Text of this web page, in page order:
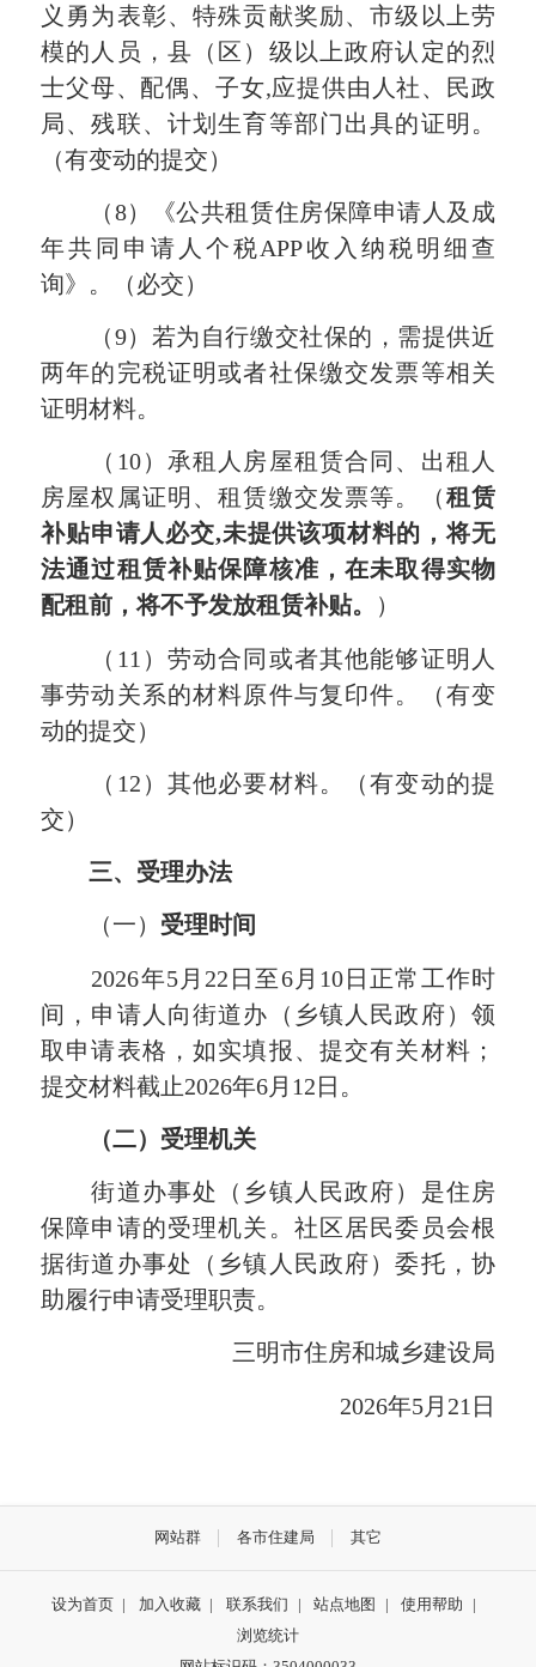
义勇为表彰、特殊贡献奖励、市级以上劳
模的人员，县（区）级以上政府认定的烈
士父母、配偶、子女,应提供由人社、民政
局、残联、计划生育等部门出具的证明。
（有变动的提交）
（8）《公共租赁住房保障申请人及成
年共同申请人个税APP收入纳税明细查
询》。（必交）
（9）若为自行缴交社保的，需提供近
两年的完税证明或者社保缴交发票等相关
证明材料。
（10）承租人房屋租赁合同、出租人
房屋权属证明、租赁缴交发票等。（租赁
补贴申请人必交,未提供该项材料的，将无
法通过租赁补贴保障核准，在未取得实物
配租前，将不予发放租赁补贴。
）
（11）劳动合同或者其他能够证明人
事劳动关系的材料原件与复印件。（有变
动的提交）
（12）其他必要材料。（有变动的提
交）
三、 受理办法
（一） 受理时间
2026年5月22日至6月10日正常工作时
间，申请人向街道办（乡镇人民政府）领
取申请表格，如实填报、提交有关材料；
提交材料截止2026年6月12日。
（二） 受理机关
街道办事处（乡镇人民政府）是住房
保障申请的受理机关。社区居民委员会根
据街道办事处（乡镇人民政府）委托，协
助履行申请受理职责。
三明市住房和城乡建设局
2026年5月21日
网站群 各市住建局 其它
设为首页 | 加入收藏 | 联系我们 | 站点地图 | 使用帮助
|
浏览统计